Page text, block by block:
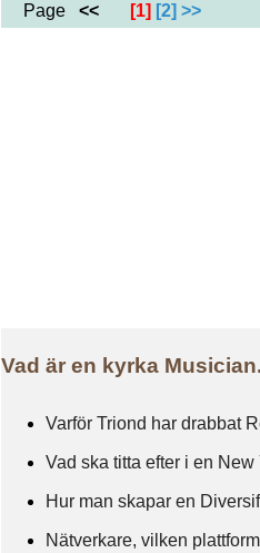
Page << [1] [2] >>
Vad är en kyrka Musician.
Varför Triond har drabbat
Vad ska titta efter i en
Hur man skapar en
Nätverkare, vilken